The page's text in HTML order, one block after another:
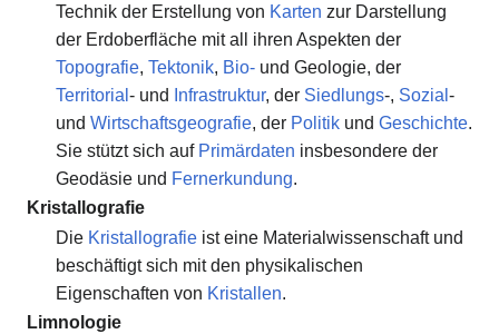
Technik der Erstellung von Karten zur Darstellung
der Erdoberfläche mit all ihren Aspekten der
Topografie, Tektonik, Bio-und Geologie, der
Territorial - und Infrastruktur, der Siedlungs-, Sozial -
und Wirtschaftsgeografie, der Politikund Geschichte.
Sie stützt sich auf Primärdaten insbesondere der
Geodäsie und Fernerkundung.
Kristallografie
Die Kristallografieist eine Materialwissenschaft und
beschäftigt sich mit den physikalischen
Eigenschaften von Kristallen.
Limnologie